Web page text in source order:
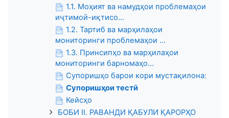
1.1. Моҳият ва намудҳои проблемаҳои
иҷтимоӣ-иқтисо...
1.2. Тартиб ва марҳилаҳои
мониторинги проблемаҳои ...
1.3. Принсипҳо ва марҳилаҳои
мониторинги барномаҳо...
Супоришҳо барои кори мустақилона:
Супоришҳои тестӣ
Кейсҳо
БОБИ II. РАВАНДИ ҚАБУЛИ ҚАРОРҲО